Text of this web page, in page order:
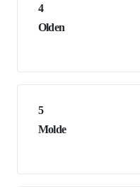
4
Olden
5
Molde